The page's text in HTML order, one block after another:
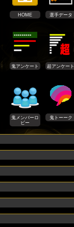
HOME 選手データ
鬼アンケート 超アンケート
鬼メンバーロ
ビー
鬼トーーク